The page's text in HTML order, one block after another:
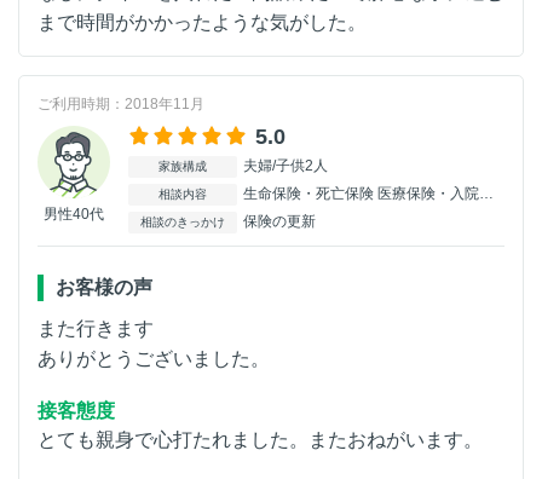
まで時間がかかったような気がした。
ご利用時期：2018年11月
男性40代
5.0
家族構成 夫婦/子供2人
相談内容 生命保険・死亡保険 医療保険・入院保険 がん保険 学資保険
相談のきっかけ 保険の更新
お客様の声
また行きます
ありがとうございました。
接客態度
とても親身で心打たれました。またおねがいます。